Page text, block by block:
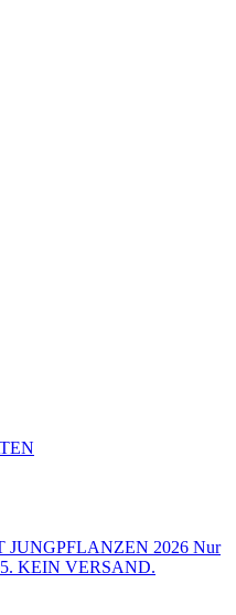
2026 Nur
KEIN VERSAND.